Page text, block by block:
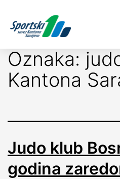
Oznaka:
Kantona
Judo klub
godina